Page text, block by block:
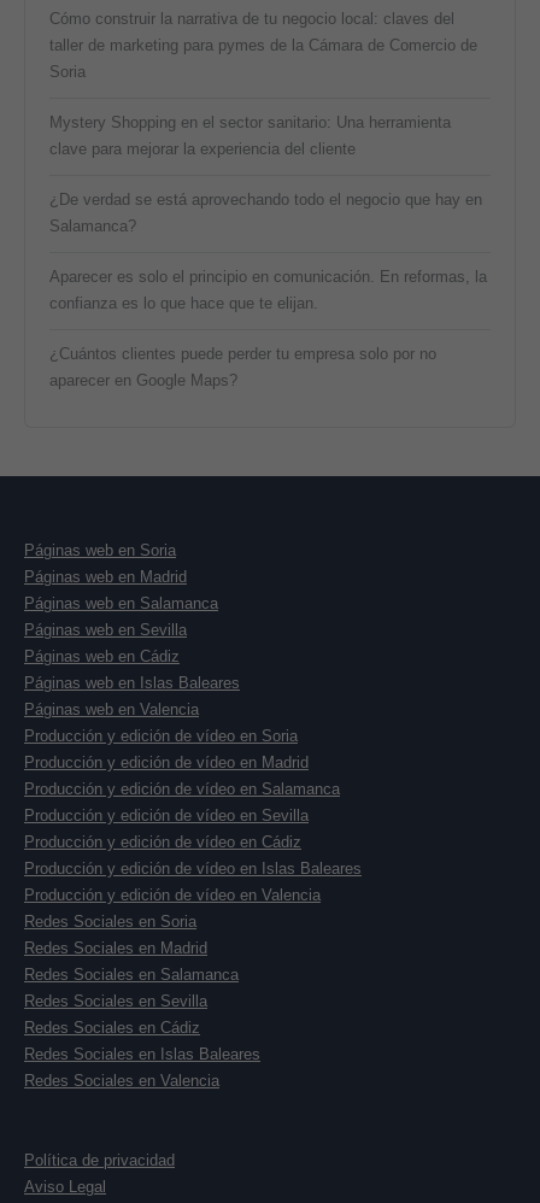
Cómo construir la narrativa de tu negocio local: claves del
taller de marketing para pymes de la Cámara de Comercio de
Soria
Mystery Shopping en el sector sanitario: Una herramienta
clave para mejorar la experiencia del cliente
¿De verdad se está aprovechando todo el negocio que hay en
Salamanca?
Aparecer es solo el principio en comunicación. En reformas, la
confianza es lo que hace que te elijan.
¿Cuántos clientes puede perder tu empresa solo por no
aparecer en Google Maps?
Páginas web en Soria
Páginas web en Madrid
Páginas web en Salamanca
Páginas web en Sevilla
Páginas web en Cádiz
Páginas web en Islas Baleares
Páginas web en Valencia
Producción y edición de vídeo en Soria
Producción y edición de vídeo en Madrid
Producción y edición de vídeo en Salamanca
Producción y edición de vídeo en Sevilla
Producción y edición de vídeo en Cádiz
Producción y edición de vídeo en Islas Baleares
Producción y edición de vídeo en Valencia
Redes Sociales en Soria
Redes Sociales en Madrid
Redes Sociales en Salamanca
Redes Sociales en Sevilla
Redes Sociales en Cádiz
Redes Sociales en Islas Baleares
Redes Sociales en Valencia
Política de privacidad
Aviso Legal